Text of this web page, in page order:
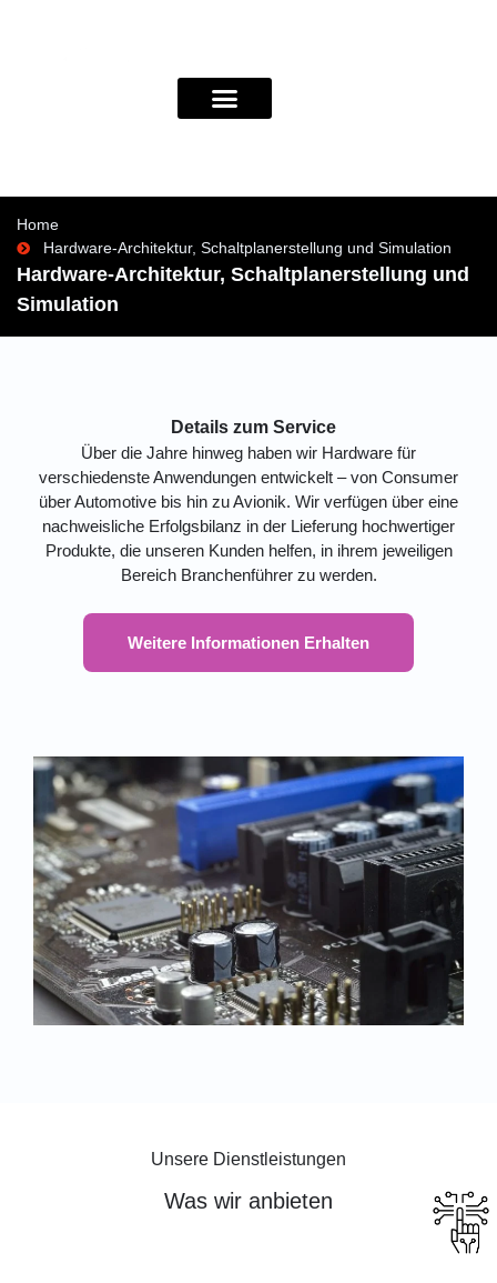
Home
Hardware-Architektur, Schaltplanerstellung und Simulation
Hardware-Architektur, Schaltplanerstellung und
Simulation
Details zum Service
Über die Jahre hinweg haben wir Hardware für
verschiedenste Anwendungen entwickelt – von Consumer
über Automotive bis hin zu Avionik. Wir verfügen über eine
nachweisliche Erfolgsbilanz in der Lieferung hochwertiger
Produkte, die unseren Kunden helfen, in ihrem jeweiligen
Bereich Branchenführer zu werden.
Weitere Informationen Erhalten
Unsere Dienstleistungen
Was wir anbieten